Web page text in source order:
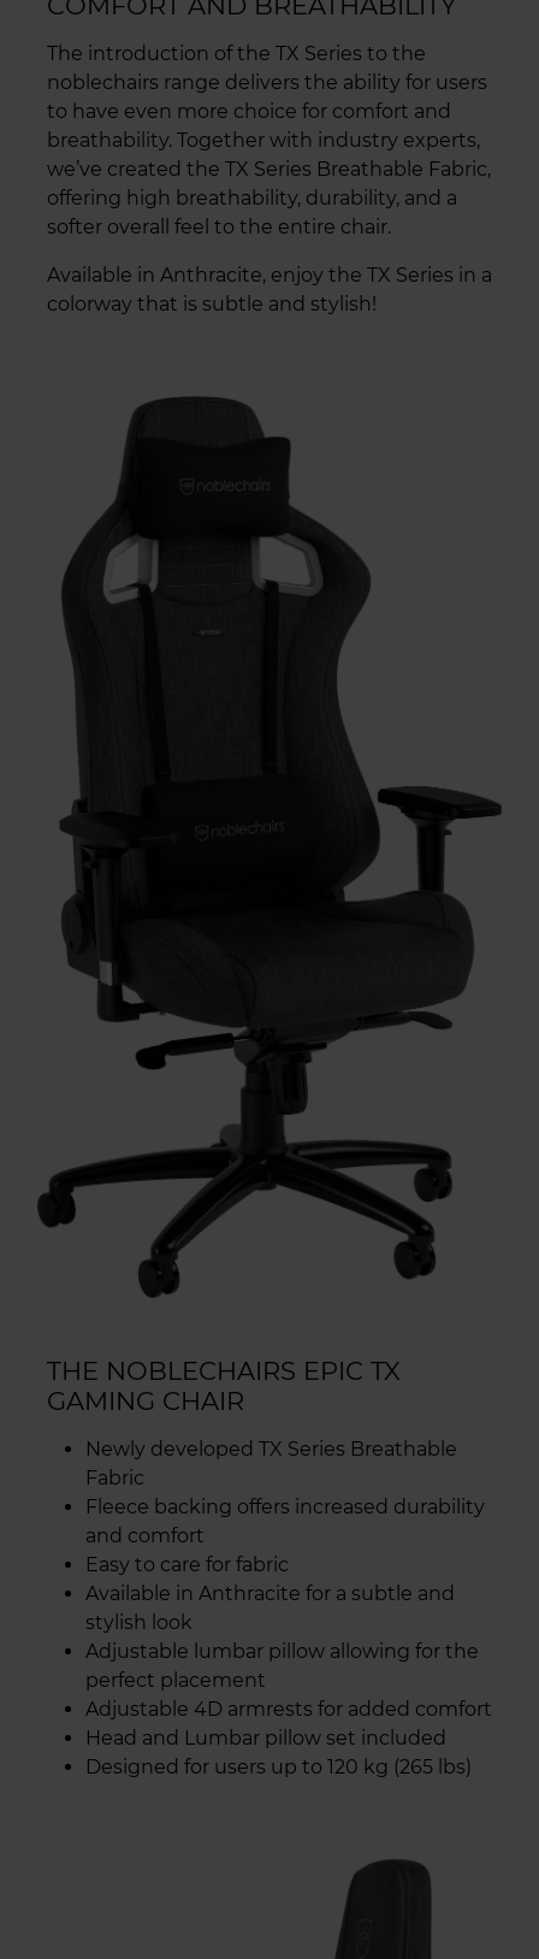
The introduction of the TX Series to the
noblechairs range delivers the ability for users
to have even more choice for comfort and
breathability. Together with industry experts,
we’ve created the TX Series Breathable Fabric,
offering high breathability, durability, and a
softer overall feel to the entire chair.
Available in Anthracite, enjoy the TX Series in a
colorway that is subtle and stylish!
THE NOBLECHAIRS EPIC TX
GAMING CHAIR
Newly developed TX Series Breathable
Fabric
Fleece backing offers increased durability
and comfort
Easy to care for fabric
Available in Anthracite for a subtle and
stylish look
Adjustable lumbar pillow allowing for the
perfect placement
Adjustable 4D armrests for added comfort
Head and Lumbar pillow set included
Designed for users up to 120 kg (265 lbs)